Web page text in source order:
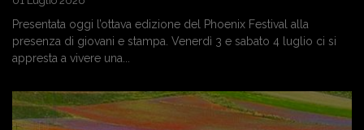
Presentata oggi l’ottava edizione del Phoenix Festival alla
presenza di giovani e stampa. Venerdì 3 e sabato 4 luglio ci si
appresta a vivere una...